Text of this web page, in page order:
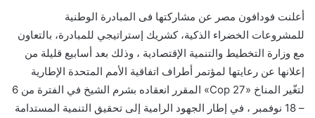
أعلنت فودافون مصر عن مشاركتها فى المبادرة الوطنية
للمشروعات الخضراء الذكية، كشريك إستراتيجي للمبادرة، بالتعاون
مع وزارة التخطيط والتنمية الإقتصادية ، وذلك بعد أسابيع قليلة من
إعلانها عن رعايتها لمؤتمر أطراف اتفاقية الأمم المتحدة الإطارية
لتغّير المناخ «Cop 27» المقرر انعقاده بشرم الشيخ في الفترة من 6
– 18 نوفمبر ، في إطار الجهود الرامية إلى تحقيق التنمية المستدامة